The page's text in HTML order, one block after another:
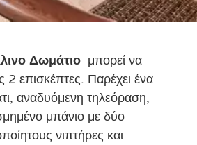
Δωμάτιο μπορεί να
2 επισκέπτες. Παρέχει ένα
αναδυόμενη τηλεόραση,
μπάνιο με δύο
νιπτήρες και